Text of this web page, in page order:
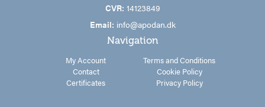
CVR: 14123849
Email: info@apodan.dk
Navigation
My Account
Contact
Certificates
Terms and Conditions
Cookie Policy
Privacy Policy